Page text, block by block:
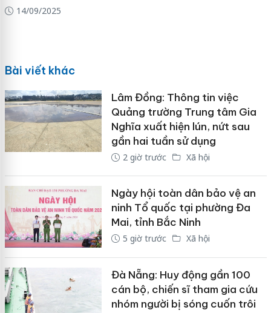
14/09/2025
Bài viết khác
Lâm Đồng: Thông tin việc
Quảng trường Trung tâm Gia
Nghĩa xuất hiện lún, nứt sau
gần hai tuần sử dụng
2 giờ trước Xã hội
Ngày hội toàn dân bảo vệ an
ninh Tổ quốc tại phường Đa
Mai, tỉnh Bắc Ninh
5 giờ trước Xã hội
Đà Nẵng: Huy động gần 100
cán bộ, chiến sĩ tham gia cứu
nhóm người bị sóng cuốn trôi